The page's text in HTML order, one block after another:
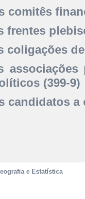
comitês
frentes
coligações
(399-9)
candidatos a
e Estatística